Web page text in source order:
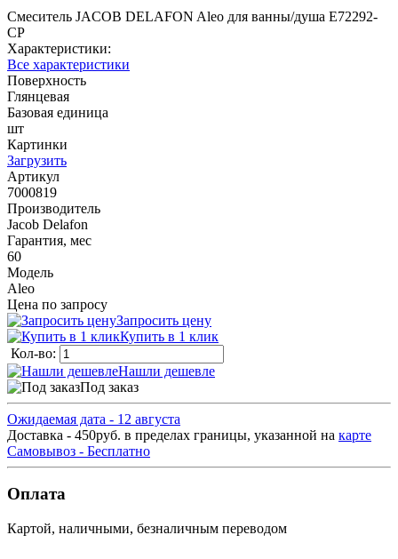
Смеситель JACOB DELAFON Aleo для ванны/душа E72292-
CP
Характеристики:
Все характеристики
Поверхность
Глянцевая
Базовая единица
шт
Картинки
Загрузить
Артикул
7000819
Производитель
Jacob Delafon
Гарантия, мес
60
Модель
Aleo
Цена по запросу
Запросить цену
Купить в 1 клик
Кол-во:
Нашли дешевле
Под заказ
Ожидаемая дата - 12 августа
Доставка - 450руб. в пределах границы, указанной на карте
Самовывоз - Бесплатно
Оплата
Картой, наличными, безналичным переводом